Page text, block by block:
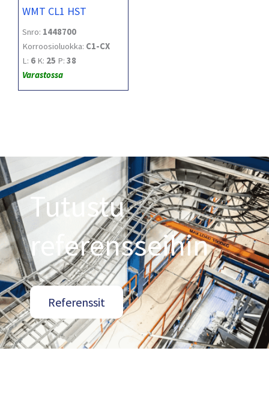
WMT CL1 HST
Snro: 1448700
Korroosioluokka: C1-CX
L: 6 K: 25 P: 38
Varastossa
Tutustu
referensseihin
Referenssit